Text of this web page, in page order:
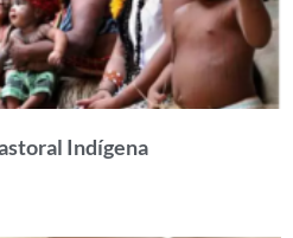
Indígena